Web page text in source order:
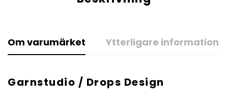
Om varumärket Ytterligare information
Garnstudio / Drops Design